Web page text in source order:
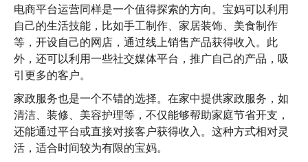
电商平台运营同样是一个值得探索的方向。宝妈可以利用
自己的生活技能，比如手工制作、家居装饰、美食制作
等，开设自己的网店，通过线上销售产品获得收入。此
外，还可以利用一些社交媒体平台，推广自己的产品，吸
引更多的客户。
家政服务也是一个不错的选择。在家中提供家政服务，如
清洁、装修、美容护理等，不仅能够帮助家庭节省开支，
还能通过平台或直接对接客户获得收入。这种方式相对灵
活，适合时间较为有限的宝妈。